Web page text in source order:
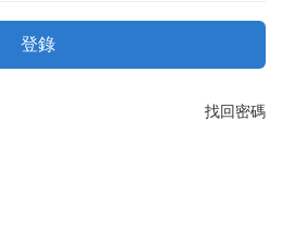
登錄
找回密碼